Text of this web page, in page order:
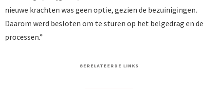
nieuwe krachten was geen optie, gezien de bezuinigingen.
Daarom werd besloten om te sturen op het belgedrag en de
processen.”
GERELATEERDE LINKS